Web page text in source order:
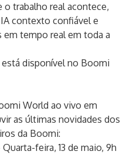
trabalho real acontece,
contexto confiável e
em tempo real em toda a
está disponível no Boomi
World ao vivo em
as últimas novidades dos
da Boomi:
feira, 13 de maio, 9h